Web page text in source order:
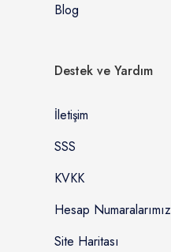
Blog
Destek ve Yardım
İletişim
SSS
KVKK
Hesap Numaralarımız
Site Haritası